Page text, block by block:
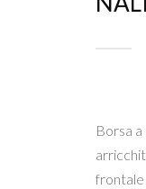
Borsa
frontale